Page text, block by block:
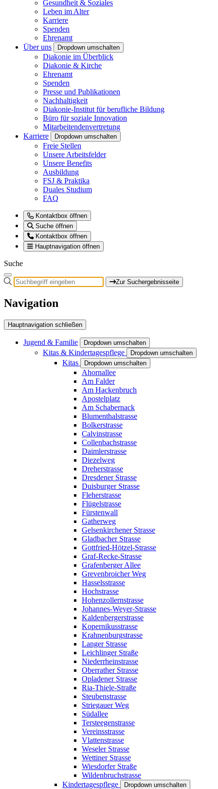
Gesundheit & Soziales
Leben im Alter
Karriere
Spenden
Ehrenamt
Über uns
Dropdown umschalten
Diakonie im Überblick
Diakonie & Kirche
Ehrenamt
Spenden
Presse und Publikationen
Nachhaltigkeit
Diakonie-Institut für berufliche Bildung
Büro für soziale Innovation
Mitarbeitendenvertretung
Karriere
Dropdown umschalten
Freie Stellen
Unsere Arbeitsfelder
Unsere Benefits
Ausbildung
FSJ & Praktika
Duales Studium
FAQ
Kontaktbox öffnen
Suche öffnen
Kontaktbox öffnen
Hauptnavigation öffnen
Suche
Zur Suchergebnisseite
Navigation
Hauptnavigation schließen
Jugend & Familie Dropdown umschalten
Kitas & Kindertagespflege Dropdown umschalten
Kitas Dropdown umschalten
Ahornallee
Am Falder
Am Hackenbruch
Apostelplatz
Am Schabernack
Blumenthalstrasse
Bolkerstrasse
Calvinstrasse
Collenbachstrasse
Daimlerstrasse
Diezelweg
Dreherstrasse
Dresdener Strasse
Duisburger Strasse
Fleherstrasse
Flügelstrasse
Fürstenwall
Gatherweg
Gelsenkirchener Strasse
Gladbacher Strasse
Gottfried-Hötzel-Strasse
Graf-Recke-Strasse
Grafenberger Allee
Grevenbroicher Weg
Hasselsstrasse
Hochstrasse
Hohenzollernstrasse
Johannes-Weyer-Strasse
Kaldenbergerstrasse
Kopernikusstrasse
Krahnenburgstrasse
Langer Strasse
Leichlinger Straße
Niederrheinstrasse
Oberrather Strasse
Opladener Strasse
Ria-Thiele-Straße
Steubenstrasse
Striegauer Weg
Südallee
Tersteegenstrasse
Vereinsstrasse
Vlattenstrasse
Weseler Strasse
Wettiner Strasse
Wiesdorfer Straße
Wildenbruchstrasse
Kindertagespflege
Dropdown umschalten